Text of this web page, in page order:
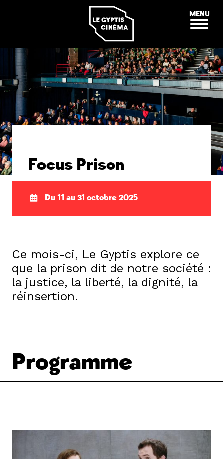
MENU
Focus Prison
Du 11 au 31 octobre 2025
Ce mois-ci, Le Gyptis explore ce
que la prison dit de notre société :
la justice, la liberté, la dignité, la
réinsertion.
Programme
Panneau de gestion des cookies